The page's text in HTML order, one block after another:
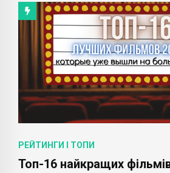
РЕЙТИНГИ І ТОПИ
Топ-16 найкращих